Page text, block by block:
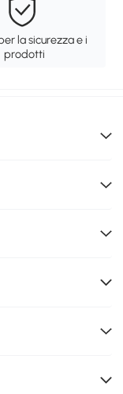
la sicurezza e i
prodotti